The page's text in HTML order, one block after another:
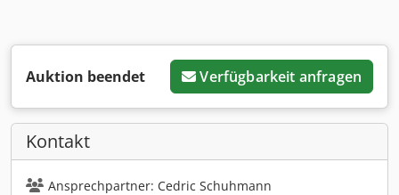
Auktion beendet Verfügbarkeit anfragen
Kontakt
Ansprechpartner: Cedric Schuhmann